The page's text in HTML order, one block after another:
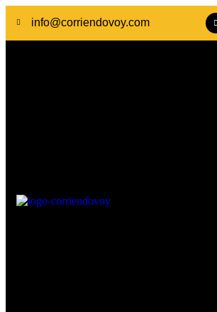
info@corriendovoy.com